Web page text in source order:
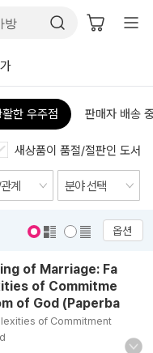
한 우주점 판매자 배송
새상품이 품절/절판인 도서
옵션
of Marriage: Fa
of Commitme
of God (Paperba
of Commitment